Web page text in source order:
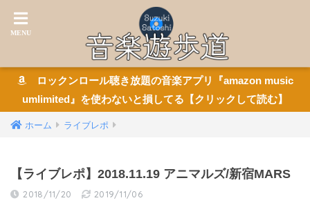
ロックンロール聴き放題の音楽アプリ『amazon music
umlimited』を使わないと損してる【クリックして読む】
ホーム ライブレポ
【ライブレポ】2018.11.19 アニマルズ/新宿MARS
2018/11/20 2019/11/06